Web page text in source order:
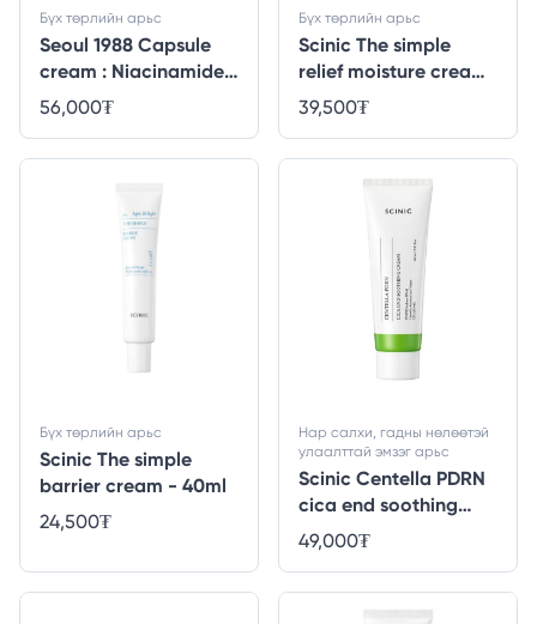
Seoul 1988 Capsule
cream : Niacinamide
5%+Yuja - 50ml
Бүх төрлийн арьс
56,000₮
Scinic The simple
relief moisture cream
- 80ml
Бүх төрлийн арьс
39,500₮
Scinic The simple
barrier cream - 40ml
Бүх төрлийн арьс
24,500₮
Scinic Centella PDRN
cica end soothing
cream - 80ml
Нар салхи, гадны нөлөөтэй
улаалттай эмзэг арьс
49,000₮